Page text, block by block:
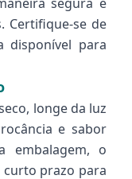
Certifique-se de
disponível para
longe da luz
e sabor
embalagem, o
prazo para